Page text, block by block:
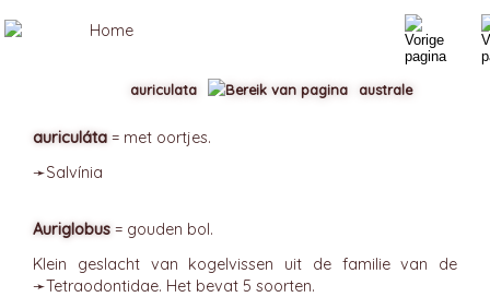
auriculáta = met oortjes.
➛Salvínia
Auriglobus = gouden bol.
Klein geslacht van kogelvissen uit de familie van de
➛Tetraodontidae. Het bevat 5 soorten.
auriculata australe